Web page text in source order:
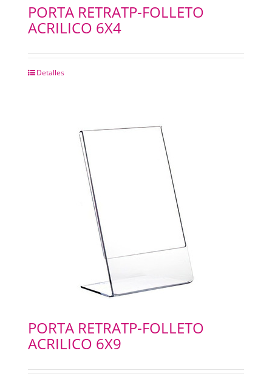
PORTA RETRATP-FOLLETO
ACRILICO 6X4
Detalles
PORTA RETRATP-FOLLETO
ACRILICO 6X9